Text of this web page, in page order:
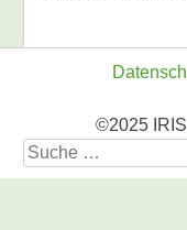
©2025
Suche
nach: